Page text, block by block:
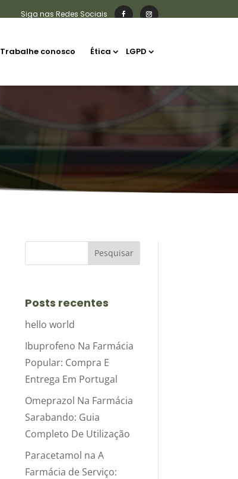
Trabalhe conosco Ética LGPD
Posts recentes
hello world
Ibuprofeno Na Farmácia
Popular: Compra E
Entrega Em Portugal
Omeprazol Na Farmácia
Sarabando: Guia
Completo De Utilização
Paracetamol na A
Farmácia de Serviço: